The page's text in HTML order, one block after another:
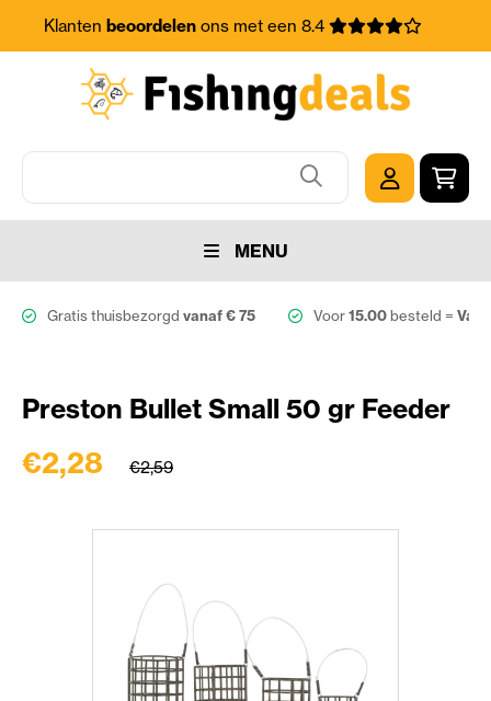
Klanten beoordelenons met een 8.4
MENU
Gratis thuisbezorgdvanaf € 75 Voor15.00besteld =
Preston Bullet Small 50 gr Feeder
€2,28 €2,59